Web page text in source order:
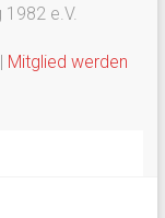
e.V.
| Mitglied werden